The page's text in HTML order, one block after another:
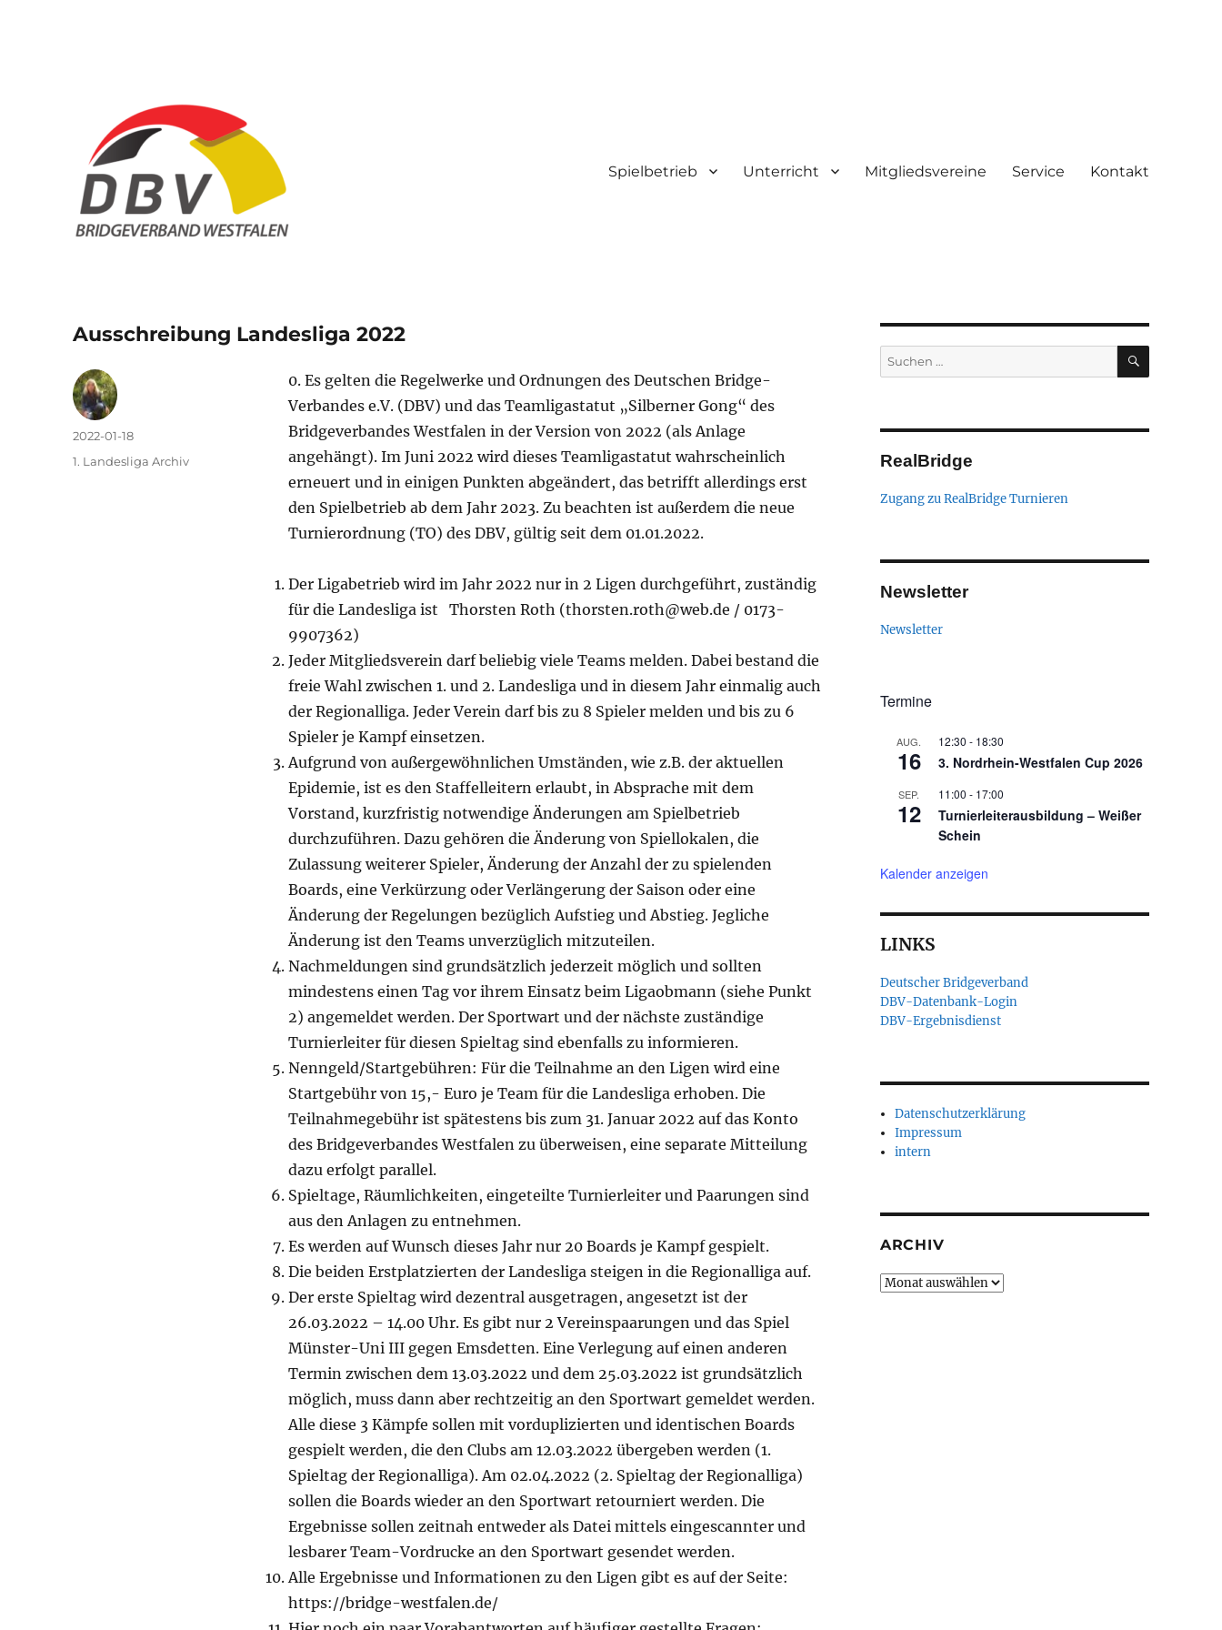
Spielbetrieb Unterricht Mitgliedsvereine Service Kontakt
Ausschreibung Landesliga 2022
0. Es gelten die Regelwerke und Ordnungen des Deutschen Bridge-
Verbandes e.V. (DBV) und das Teamligastatut „Silberner Gong“ des
Bridgeverbandes Westfalen in der Version von 2022 (als Anlage
angehängt). Im Juni 2022 wird dieses Teamligastatut wahrscheinlich
erneuert und in einigen Punkten abgeändert, das betrifft allerdings erst
den Spielbetrieb ab dem Jahr 2023. Zu beachten ist außerdem die neue
Turnierordnung (TO) des DBV, gültig seit dem 01.01.2022.
Der Ligabetrieb wird im Jahr 2022 nur in 2 Ligen durchgeführt, zuständig
für die Landesliga ist Thorsten Roth (thorsten.roth@web.de / 0173-
9907362)
Jeder Mitgliedsverein darf beliebig viele Teams melden. Dabei bestand die
freie Wahl zwischen 1. und 2. Landesliga und in diesem Jahr einmalig auch
der Regionalliga. Jeder Verein darf bis zu 8 Spieler melden und bis zu 6
Spieler je Kampf einsetzen.
Aufgrund von außergewöhnlichen Umständen, wie z.B. der aktuellen
Epidemie, ist es den Staffelleitern erlaubt, in Absprache mit dem
Vorstand, kurzfristig notwendige Änderungen am Spielbetrieb
durchzuführen. Dazu gehören die Änderung von Spiellokalen, die
Zulassung weiterer Spieler, Änderung der Anzahl der zu spielenden
Boards, eine Verkürzung oder Verlängerung der Saison oder eine
Änderung der Regelungen bezüglich Aufstieg und Abstieg. Jegliche
Änderung ist den Teams unverzüglich mitzuteilen.
Nachmeldungen sind grundsätzlich jederzeit möglich und sollten
mindestens einen Tag vor ihrem Einsatz beim Ligaobmann (siehe Punkt
2) angemeldet werden. Der Sportwart und der nächste zuständige
Turnierleiter für diesen Spieltag sind ebenfalls zu informieren.
Nenngeld/Startgebühren: Für die Teilnahme an den Ligen wird eine
Startgebühr von 15,- Euro je Team für die Landesliga erhoben. Die
Teilnahmegebühr ist spätestens bis zum 31. Januar 2022 auf das Konto
des Bridgeverbandes Westfalen zu überweisen, eine separate Mitteilung
dazu erfolgt parallel.
Spieltage, Räumlichkeiten, eingeteilte Turnierleiter und Paarungen sind
aus den Anlagen zu entnehmen.
Es werden auf Wunsch dieses Jahr nur 20 Boards je Kampf gespielt.
Die beiden Erstplatzierten der Landesliga steigen in die Regionalliga auf.
Der erste Spieltag wird dezentral ausgetragen, angesetzt ist der
26.03.2022 – 14.00 Uhr. Es gibt nur 2 Vereinspaarungen und das Spiel
Münster-Uni III gegen Emsdetten. Eine Verlegung auf einen anderen
Termin zwischen dem 13.03.2022 und dem 25.03.2022 ist grundsätzlich
möglich, muss dann aber rechtzeitig an den Sportwart gemeldet werden.
Alle diese 3 Kämpfe sollen mit vorduplizierten und identischen Boards
gespielt werden, die den Clubs am 12.03.2022 übergeben werden (1.
Spieltag der Regionalliga). Am 02.04.2022 (2. Spieltag der Regionalliga)
sollen die Boards wieder an den Sportwart retourniert werden. Die
Ergebnisse sollen zeitnah entweder als Datei mittels eingescannter und
lesbarer Team-Vordrucke an den Sportwart gesendet werden.
Alle Ergebnisse und Informationen zu den Ligen gibt es auf der Seite:
https://bridge-westfalen.de/
Autor
Veröffentlicht
2022-01-18
Kategorien
1. Landesliga Archiv
Suchen
nach:
SUCHEN
RealBridge
Zugang zu RealBridge Turnieren
Newsletter
Newsletter
Termine
AUG.
16
12:30 - 18:30
3. Nordrhein-Westfalen Cup 2026
SEP.
12
11:00 - 17:00
Turnierleiterausbildung – Weißer
Schein
Kalender anzeigen
LINKS
Deutscher Bridgeverband
DBV-Datenbank-Login
DBV-Ergebnisdienst
Datenschutzerklärung
Impressum
intern
ARCHIV
Archiv